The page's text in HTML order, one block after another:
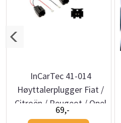
InCarTec 41-014
Høyttalerplugger Fiat /
Citroën / Peugeot / Opel
/ Toyota
69,-